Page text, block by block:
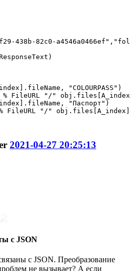
438b-82c0-
"COLOURPASS")
FileURL "/"
"Паспорт")
FileURL "/"
2021-04-27 20:25:13
с JSON
с JSON. Преобразование
не вызывает? А если